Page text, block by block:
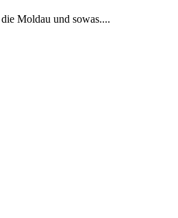
Moldau und sowas....